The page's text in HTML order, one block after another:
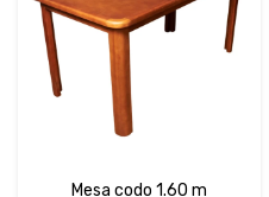
Mesa codo 1.60 m